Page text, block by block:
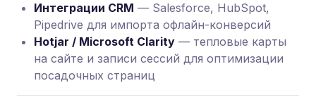
Интеграции CRM — Salesforce, HubSpot,
Pipedrive для импорта офлайн-конверсий
Hotjar / Microsoft Clarity — тепловые карты
на сайте и записи сессий для оптимизации
посадочных страниц